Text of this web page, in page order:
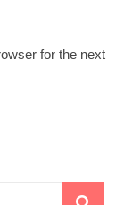
for the next